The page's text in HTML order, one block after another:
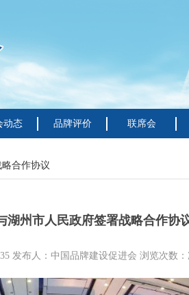
动态 品牌评价 联席会
合作协议
湖州市人民政府签署战略合作协
发布人：中国品牌建设促进会 浏览次数：